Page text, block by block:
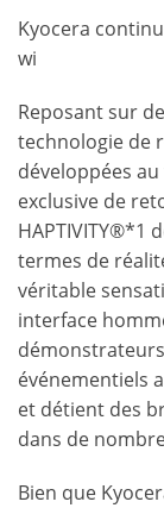
Kyocera
wi
Reposant sur
technologie de
développées
exclusive de
HAPTIVITY®*1
termes de
véritable
interface
événementiels
et détient des
dans de
Bien que